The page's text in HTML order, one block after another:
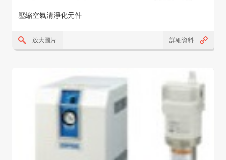
壓縮空氣清淨化元件
放大圖片 詳細資料